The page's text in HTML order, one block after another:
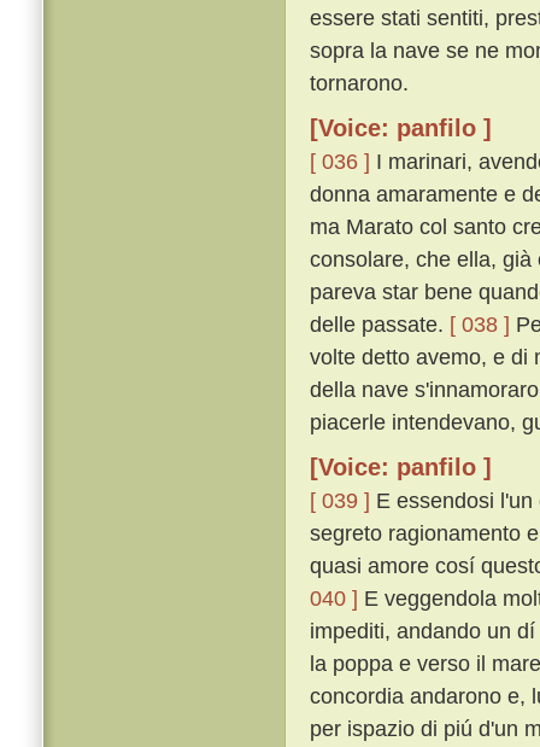
essere stati sentiti,
sopra la nave se ne
tornarono.
[Voice: panfilo ]
[ 036 ] I marinari,
donna amaramente e
ma Marato col santo
consolare, che ella,
pareva star bene
delle passate. [ 038 ]
volte detto avemo, e di
della nave
piacerle intendevano,
[Voice: panfilo ]
[ 039 ] E essendosi
segreto ragionamento
quasi amore cosí
040 ] E veggendola
impediti, andando un
la poppa e verso il
concordia andarono e,
per ispazio di piú d'un